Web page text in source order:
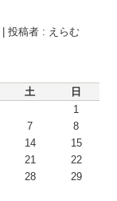
投稿者 : えらむ
土
日
1
7
8
14
15
21
22
28
29